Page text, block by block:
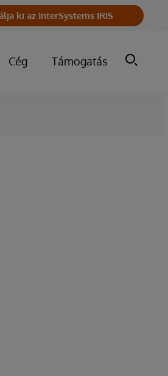
ki az InterSystems IRIS
Cég Támogatás